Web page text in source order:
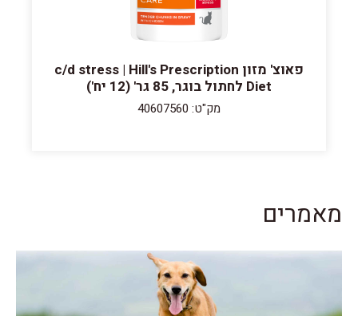
פאוצ' מזון c/d stress | Hill's Prescription
Diet לחתול בוגר, 85 גר' (12 יח')
מק"ט: 40607560
מאמרים